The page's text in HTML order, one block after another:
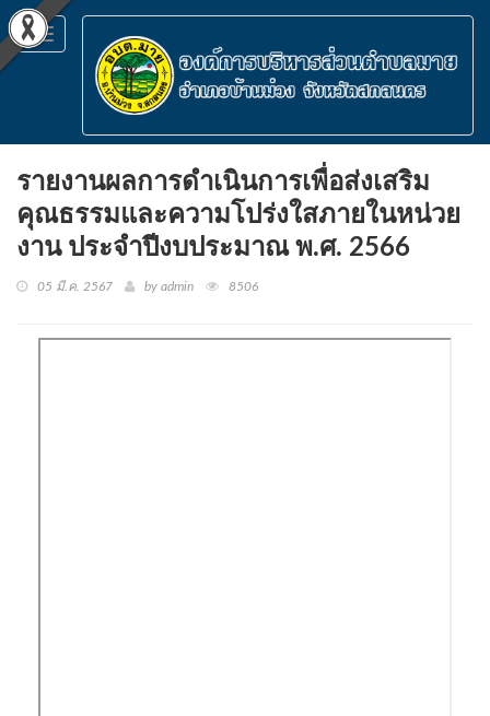
Toggle
navigation
รายงานผลการดำเนินการเพื่อส่งเสริม
คุณธรรมและความโปร่งใสภายในหน่วย
งาน ประจำปีงบประมาณ พ.ศ. 2566
05 มี.ค. 2567 by admin 8506